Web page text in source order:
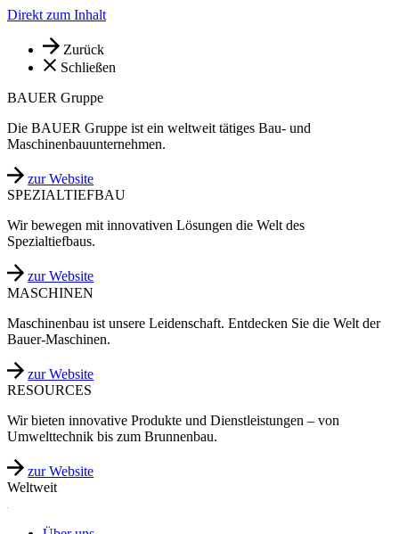
Direkt zum Inhalt
Zurück
Schließen
BAUER Gruppe
Die BAUER Gruppe ist ein weltweit tätiges Bau- und
Maschinenbauunternehmen.
zur Website
SPEZIALTIEFBAU
Wir bewegen mit innovativen Lösungen die Welt des
Spezialtiefbaus.
zur Website
MASCHINEN
Maschinenbau ist unsere Leidenschaft. Entdecken Sie die Welt der
Bauer-Maschinen.
zur Website
RESOURCES
Wir bieten innovative Produkte und Dienstleistungen – von
Umwelttechnik bis zum Brunnenbau.
zur Website
Weltweit